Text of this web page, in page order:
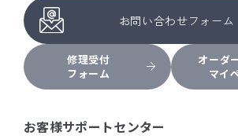
お問い合わせフォーム
修理受付
フォーム
オーダ
マイ
お客様サポートセンター